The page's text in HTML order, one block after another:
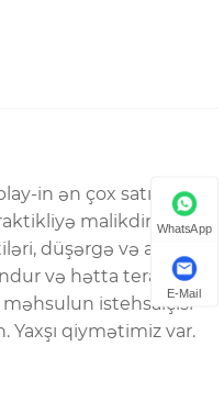
in ən çox satılan
malikdir, həm
düşərgə və açıq
və hətta teras
istehsalçısı
Yaxşı qiymətimiz var.
WhatsApp
E-Mail